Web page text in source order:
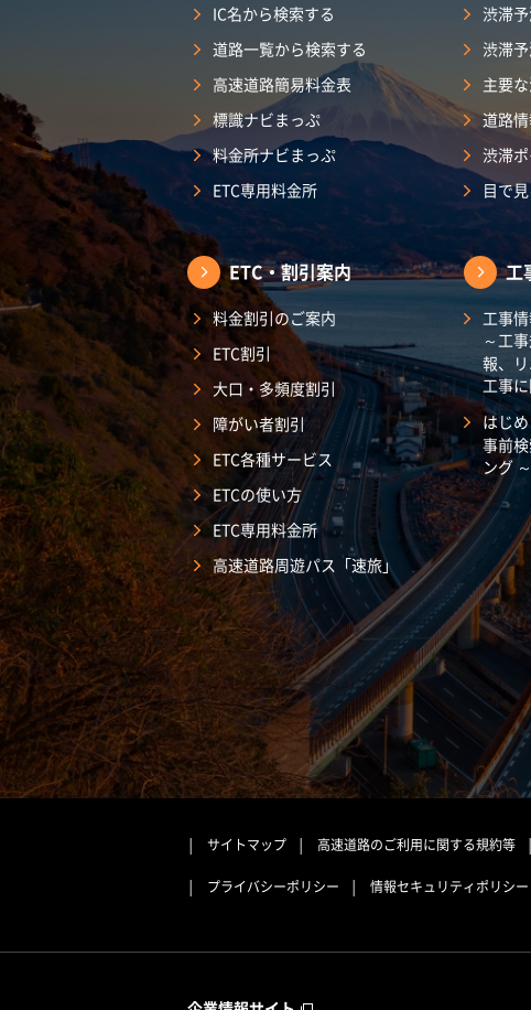
IC名から検索する
道路一覧から検索する
高速道路簡易料金表
標識ナビまっぷ
料金所ナビまっぷ
ETC専用料金所
ETC・割引案内
料金割引のご案内
ETC割引
大口・多頻度割引
障がい者割引
ETC各種サービス
ETCの使い方
ETC専用料金所
高速道路周遊パス「速旅」
渋滞
渋滞
主要
道路
渋滞
目で
工
工事
～工
報、
工事
はじ
事前
ング ～
サイトマップ 高速道路のご利用に関する規約等
プライバシーポリシー 情報セキュリティポリシー